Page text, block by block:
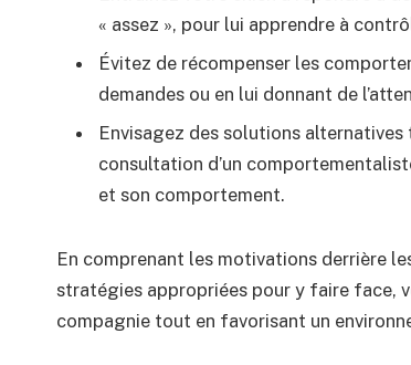
« assez », pour lui apprendre à
Évitez de récompenser les
demandes ou en lui donnant de
Envisagez des solutions
consultation d’un
et son comportement.
En comprenant les motivations derrière
stratégies appropriées pour y faire face,
compagnie tout en favorisant un